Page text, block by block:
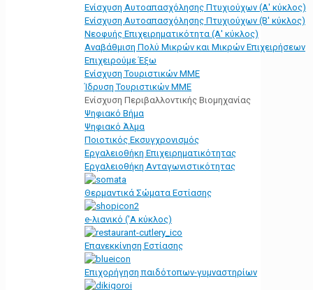
Ενίσχυση Αυτοαπασχόλησης Πτυχιούχων (Α' κύκλος)
Ενίσχυση Αυτοαπασχόλησης Πτυχιούχων (Β' κύκλος)
Νεοφυής Επιχειρηματικότητα (Α' κύκλος)
Αναβάθμιση Πολύ Μικρών και Μικρών Επιχειρήσεων
Επιχειρούμε Έξω
Ενίσχυση Τουριστικών ΜΜΕ
Ίδρυση Τουριστικών ΜΜΕ
Ενίσχυση Περιβαλλοντικής Βιομηχανίας
Ψηφιακό Βήμα
Ψηφιακό Άλμα
Ποιοτικός Εκσυγχρονισμός
Εργαλειοθήκη Eπιχειρηματικότητας
Εργαλειοθήκη Ανταγωνιστικότητας
Θερμαντικά Σώματα Εστίασης
e-λιανικό ('Α κύκλος)
Επανεκκίνηση Εστίασης
Επιχορήγηση παιδότοπων-γυμναστηρίων